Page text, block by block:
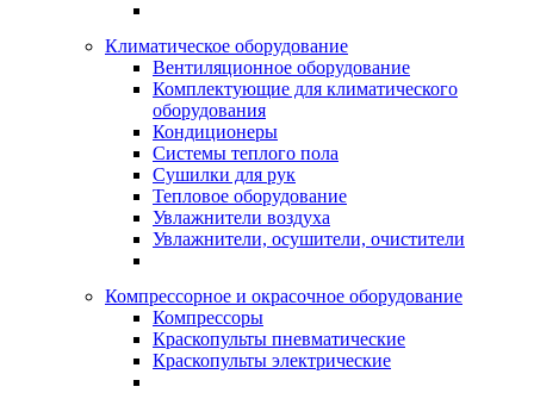
Климатическое оборудование
Вентиляционное оборудование
Комплектующие для климатического
оборудования
Кондиционеры
Системы теплого пола
Сушилки для рук
Тепловое оборудование
Увлажнители воздуха
Увлажнители, осушители, очистители
Компрессорное и окрасочное оборудование
Компрессоры
Краскопульты пневматические
Краскопульты электрические